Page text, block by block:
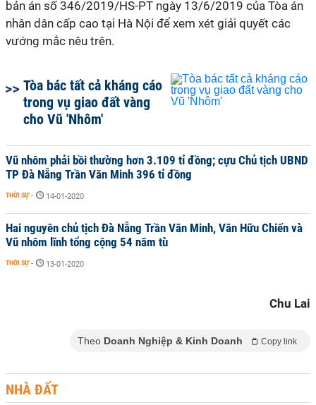
bản án số 346/2019/HS-PT ngày 13/6/2019 của Tòa án
nhân dân cấp cao tại Hà Nội để xem xét giải quyết các
vướng mắc nêu trên.
Tòa bác tất cả kháng cáo
trong vụ giao đất vàng
cho Vũ 'Nhôm'
Vũ nhôm phải bồi thường hơn 3.109 tỉ đồng; cựu Chủ tịch UBND
TP Đà Nẵng Trần Văn Minh 396 tỉ đồng
THỜI SỰ - 14-01-2020
Hai nguyên chủ tịch Đà Nẵng Trần Văn Minh, Văn Hữu Chiến và
Vũ nhôm lĩnh tổng cộng 54 năm tù
THỜI SỰ - 13-01-2020
Chu Lai
Theo Doanh Nghiệp & Kinh Doanh Copy link
NHÀ ĐẤT